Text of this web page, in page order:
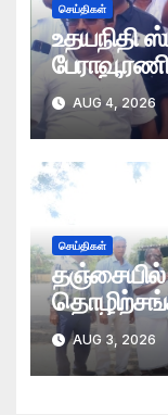
செய்திகள்
உதயநிதி
AUG 4, 2026
செய்திகள்
ஆர்ப்பாட்டம்
AUG 3, 2026